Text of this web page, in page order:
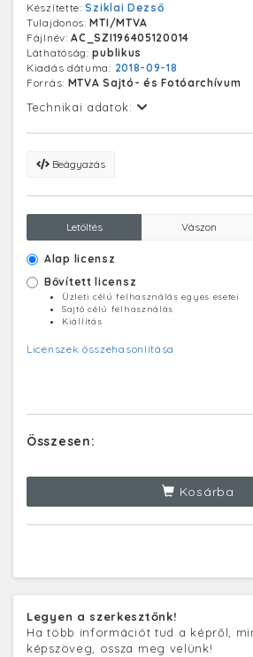
Készítette:Sziklai Dezső
Tulajdonos:MTI/MTVA
Fájlnév:AC_SZI196405120014
Láthatóság:publikus
Kiadás dátuma: 2018-09-18
Forrás: MTVA Sajtó- és Fotóarchívum
Technikai adatok:
Beágyazás
Letöltés Vászon
Alap licensz
Bővített licensz
Üzleti célú felhasználás egyes esetei
Sajtó célú felhasználás
Kiállítás
Licenszek összehasonlítása
Összesen:
Kosárba
Legyen a szerkesztőnk!
Ha több információt tud a képről,
képszöveg, ossza meg velünk!